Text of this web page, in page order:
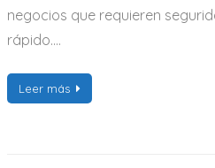
negocios que requieren
rápido.…
Leer más